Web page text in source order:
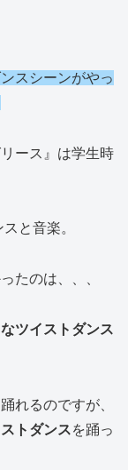
スシーンがやっ
ース』は学生時
と音楽。
たのは、、、
ツイストダンス
れるのですが、
トダンスを踊っ